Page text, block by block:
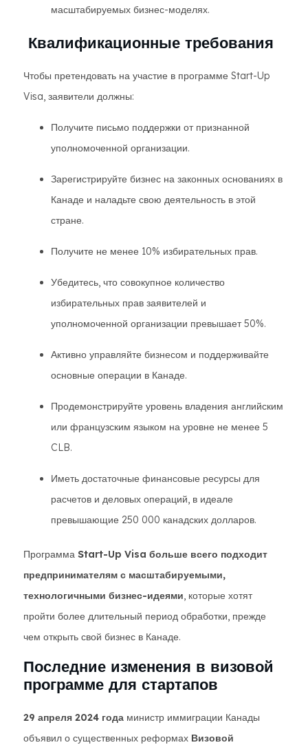
масштабируемых бизнес-моделях.
Квалификационные требования
Чтобы претендовать на участие в программе Start-Up
Visa, заявители должны:
Получите письмо поддержки от признанной
уполномоченной организации.
Зарегистрируйте бизнес на законных основаниях в
Канаде и наладьте свою деятельность в этой
стране.
Получите не менее 10% избирательных прав.
Убедитесь, что совокупное количество
избирательных прав заявителей и
уполномоченной организации превышает 50%.
Активно управляйте бизнесом и поддерживайте
основные операции в Канаде.
Продемонстрируйте уровень владения английским
или французским языком на уровне не менее 5
CLB.
Иметь достаточные финансовые ресурсы для
расчетов и деловых операций, в идеале
превышающие 250 000 канадских долларов.
Программа Start-Up Visa больше всего подходит
предпринимателям с масштабируемыми,
технологичными бизнес-идеями, которые хотят
пройти более длительный период обработки, прежде
чем открыть свой бизнес в Канаде.
Последние изменения в визовой
программе для стартапов
29 апреля 2024 года министр иммиграции Канады
объявил о существенных реформах Визовой